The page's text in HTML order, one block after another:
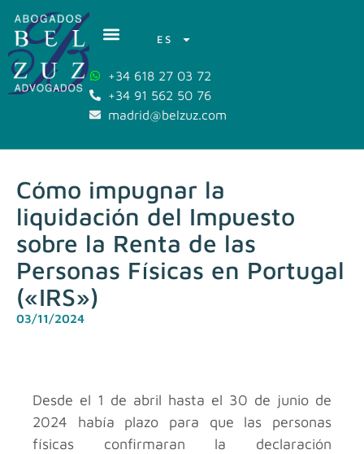
ES
+34 618 27 03 72
+34 91 562 50 76
madrid@belzuz.com
Cómo impugnar la
liquidación del Impuesto
sobre la Renta de las
Personas Físicas en Portugal
(«IRS»)
03/11/2024
Desde el 1 de abril hasta el 30 de junio de
2024 había plazo para que las personas
físicas confirmaran la declaración